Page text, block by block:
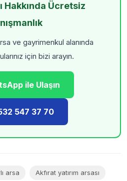
Hakkında Ücretsiz
ve gayrimenkul alanında
için bizi arayın.
ile Ulaşın
547 37 70
arsa Akfırat yatırım arsası